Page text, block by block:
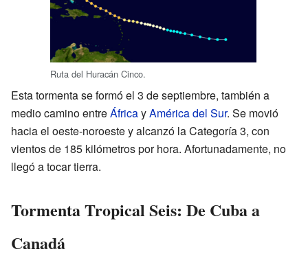
Ruta del Huracán Cinco.
Esta tormenta se formó el 3 de septiembre, también a
medio camino entreÁfricayAmérica del Sur. Se movió
hacia el oeste-noroeste y alcanzó la Categoría 3, con
vientos de 185 kilómetros por hora. Afortunadamente, no
llegó a tocar tierra.
Tormenta Tropical Seis: De Cuba a
Canadá